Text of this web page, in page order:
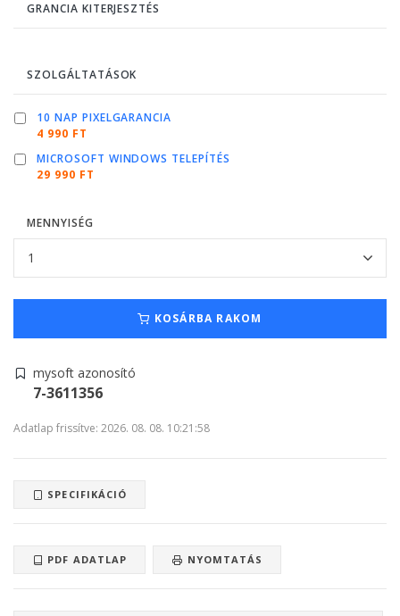
GRANCIA KITERJESZTÉS
SZOLGÁLTATÁSOK
10 NAP PIXELGARANCIA
4 990 FT
MICROSOFT WINDOWS TELEPÍTÉS
29 990 FT
MENNYISÉG
KOSÁRBA RAKOM
mysoft azonosító
7-3611356
Adatlap frissítve: 2026. 08. 08. 10:21:58
SPECIFIKÁCIÓ
PDF ADATLAP NYOMTATÁS